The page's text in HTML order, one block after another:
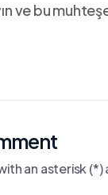
ve ⁣bu
an asterisk (*)